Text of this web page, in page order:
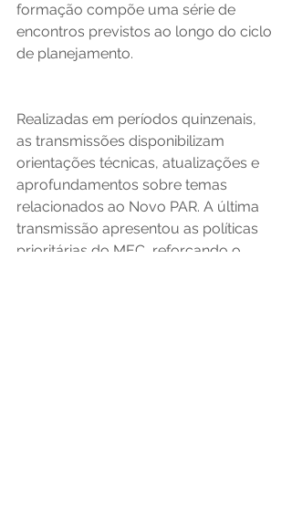
formação compõe uma série de
encontros previstos ao longo do ciclo
de planejamento.
Realizadas em períodos quinzenais,
as transmissões disponibilizam
orientações técnicas, atualizações e
aprofundamentos sobre temas
relacionados ao Novo PAR. A última
transmissão apresentou as políticas
prioritárias do MEC, reforçando o